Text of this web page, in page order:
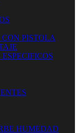
PISTOLA
HUMEDAD